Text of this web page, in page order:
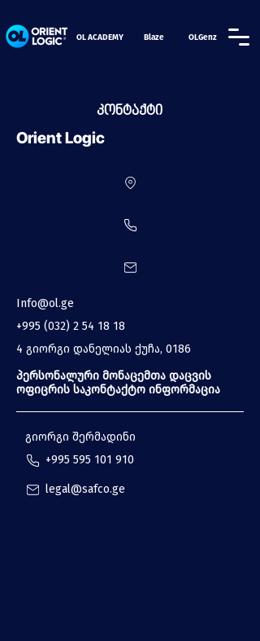
OL ACADEMY Blaze OLGenz
კონტაქტი
Orient Logic
Info@ol.ge
+995 (032) 2 54 18 18
4 გიორგი დანელიას ქუჩა, 0186
პერსონალური მონაცემთა დაცვის
ოფიცრის საკონტაქტო ინფორმაცია
გიორგი შერმადინი
legal@safco.ge
+995 595 101 910